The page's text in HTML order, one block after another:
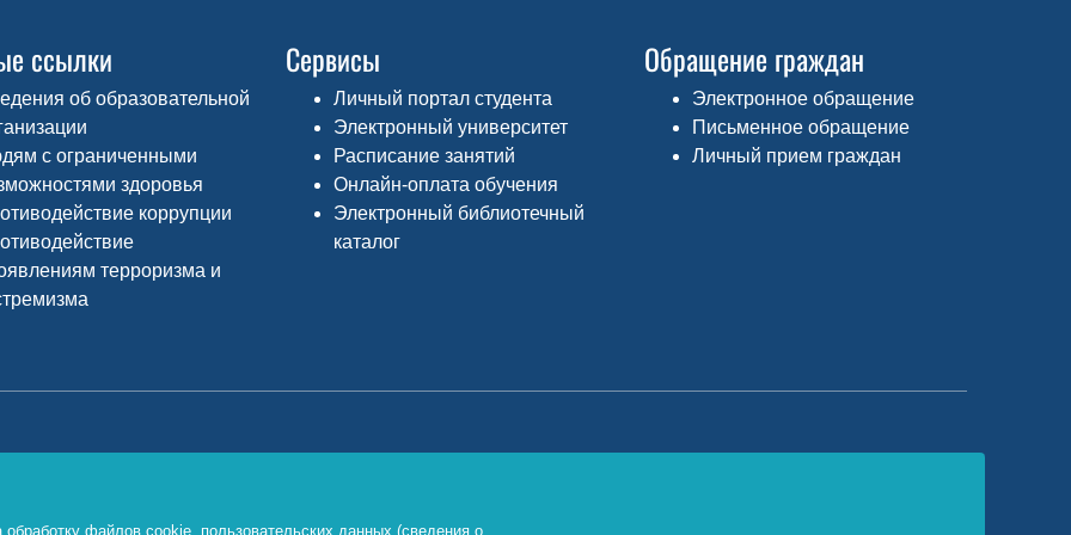
ссылки
об образовательной
с ограниченными
здоровья
коррупции
терроризма и
Сервисы
Личный портал студента
Электронный университет
Расписание занятий
Онлайн-оплата обучения
Электронный библиотечный
каталог
Обращение граждан
Электронное обращение
Письменное обращение
Личный прием граждан
файлов cookie, пользовательских данных (сведения о